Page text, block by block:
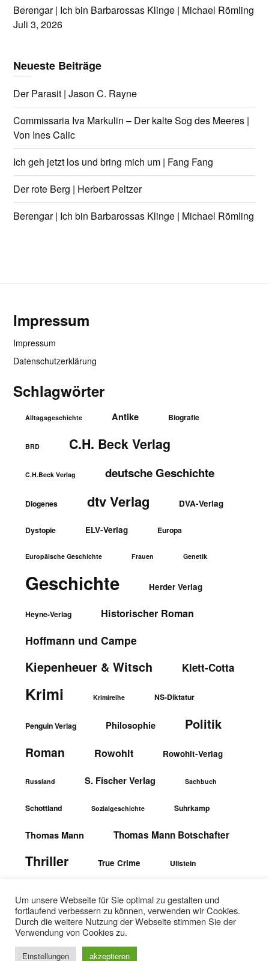
Berengar | Ich bin Barbarossas Klinge | Michael Römling
Juli 3, 2026
Neueste Beiträge
Der Parasit | Jason C. Rayne
Commissaria Iva Markulin – Der kalte Sog des Meeres |
Von Ines Calic
Ich geh jetzt los und bring mich um | Fang Fang
Der rote Berg | Herbert Peltzer
Berengar | Ich bin Barbarossas Klinge | Michael Römling
Impressum
Impressum
Datenschutzerklärung
Schlagwörter
Alltagsgeschichte Antike Biografie
BRD C.H. Beck Verlag
C.H.Beck Verlag deutsche Geschichte
Diogenes dtv Verlag DVA-Verlag
Dystopie ELV-Verlag Europa
Europäische Geschichte Frauen Genetik
Geschichte Herder Verlag
Heyne-Verlag Historischer Roman
Hoffmann und Campe
Kiepenheuer & Witsch Klett-Cotta
Krimi Krimireihe NS-Diktatur
Penguin Verlag Philosophie Politik
Roman Rowohlt Rowohlt-Verlag
Russland S. Fischer Verlag Sachbuch
Schottland Sozialgeschichte Suhrkamp
Thomas Mann Thomas Mann Botschafter
Thriller True Crime Ullstein
Um unsere Webseite für Sie optimal zu gestalten und
fortlaufend verbessern zu können, verwenden wir Cookies.
Durch die weitere Nutzung der Webseite stimmen Sie der
Verwendung von Cookies zu.
Einstellungen akzeptieren